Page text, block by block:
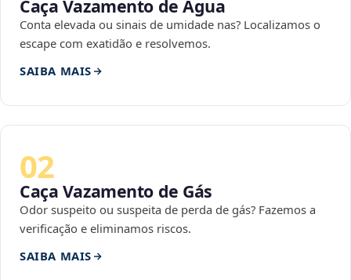
Caça Vazamento de Água
Conta elevada ou sinais de umidade nas? Localizamos o
escape com exatidão e resolvemos.
SAIBA MAIS
02
Caça Vazamento de Gás
Odor suspeito ou suspeita de perda de gás? Fazemos a
verificação e eliminamos riscos.
SAIBA MAIS